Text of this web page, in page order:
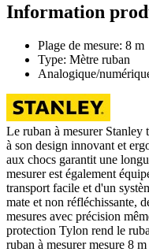
Information
Plage de mesure: 8 m
Type: Mètre ruban
Analogique/
Le ruban à mesurer
à son design innovant et
aux chocs garantit une
mesurer est également
transport facile et d'un
mate et non réfléchissante,
mesures avec précision
protection Tylon rend le
ruban à mesurer mesure 8